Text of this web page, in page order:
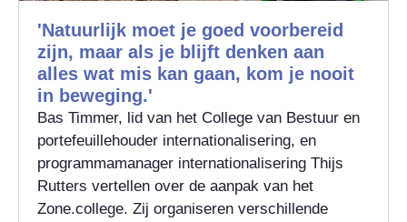
'Natuurlijk moet je goed voorbereid
zijn, maar als je blijft denken aan
alles wat mis kan gaan, kom je nooit
in beweging.'
Bas Timmer, lid van het College van Bestuur en
portefeuillehouder internationalisering, en
programmamanager internationalisering Thijs
Rutters vertellen over de aanpak van het
Zone.college. Zij organiseren verschillende